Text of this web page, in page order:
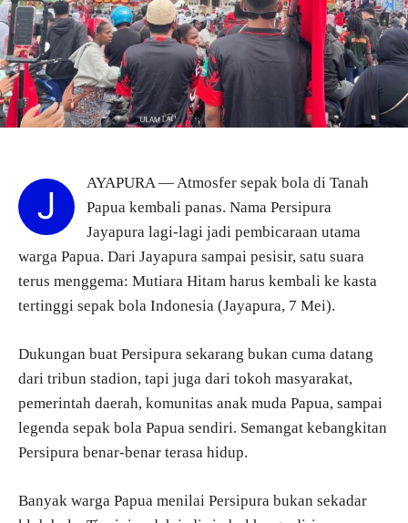
J
AYAPURA — Atmosfer sepak bola di Tanah
Papua kembali panas. Nama Persipura
Jayapura lagi-lagi jadi pembicaraan utama
warga Papua. Dari Jayapura sampai pesisir, satu suara
terus menggema: Mutiara Hitam harus kembali ke kasta
tertinggi sepak bola Indonesia (Jayapura, 7 Mei).
Dukungan buat Persipura sekarang bukan cuma datang
dari tribun stadion, tapi juga dari tokoh masyarakat,
pemerintah daerah, komunitas anak muda Papua, sampai
legenda sepak bola Papua sendiri. Semangat kebangkitan
Persipura benar-benar terasa hidup.
Banyak warga Papua menilai Persipura bukan sekadar